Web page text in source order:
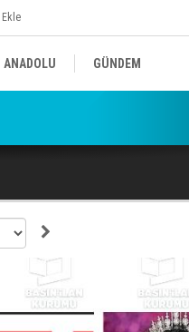
Ekle
ANADOLU GÜNDEM
Valiyi Geçemedi!